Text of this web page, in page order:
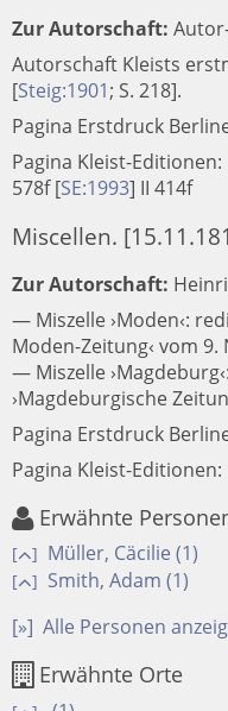
Zur Autorschaft:
Autorschaft Kleists
[Steig:1901; S. 218].
Pagina Erstdruck
Pagina Kleist-Editionen:
578f[SE:1993] II 414f
Miscellen.
Zur Autorschaft:
— Miszelle ›Moden‹:
Moden-Zeitung‹ vom 9.
— Miszelle
›Magdeburgische
Pagina Erstdruck
Pagina Kleist-Editionen:
Erwähnte
[ ] Müller, Cäcilie (1)
[ ] Smith, Adam (1)
[»] Alle Personen
Erwähnte Orte